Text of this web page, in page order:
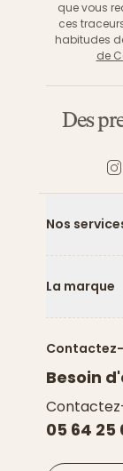
que vous
ces
habitudes
de
Des
Nos
La marque
Besoin
05 64 25